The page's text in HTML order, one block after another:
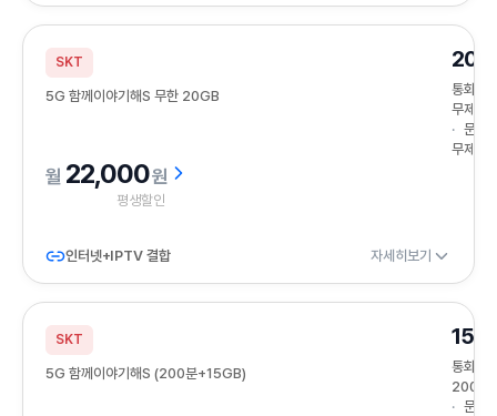
SKT
5G 함께이야기해S 무한 20GB
통화
무제한
문자
무제한
22,000원
평생할인
인터넷+IPTV 결합 자세히보기
SKT
5G 함께이야기해S (200분+15GB)
통화
200분
문자